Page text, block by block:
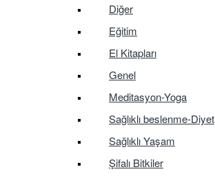
Diğer
Eğitim
El Kitapları
Genel
Meditasyon-Yoga
Sağlıklı beslenme-Diyet
Sağlıklı Yaşam
Şifalı Bitkiler